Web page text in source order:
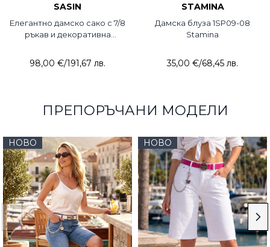
SASIN
Елегантно дамско сако с 7/8
ръкав и декоративна
98,00 €/191,67 лв.
STAMINA
Дамска блуза 1SP09-08
Stamina
35,00 €/68,45 лв.
ПРЕПОРЪЧАНИ МОДЕЛИ
НОВО НОВО